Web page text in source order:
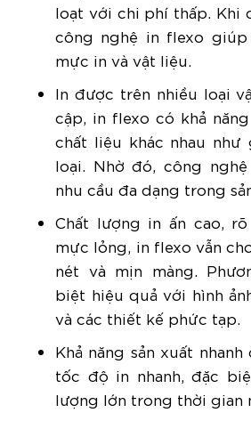
loạt với chi phí thấp. Khi
công nghệ in flexo
mực in và vật liệu.
In được trên nhiều loại
cập, in flexo có khả
chất liệu khác nhau như
loại. Nhờ đó, công
nhu cầu đa dạng trong
Chất lượng in ấn cao,
mực lỏng, in flexo vẫn
nét và mịn màng.
biệt hiệu quả với hình
và các thiết kế phức tạp.
Khả năng sản xuất
tốc độ in nhanh, đặc
lượng lớn trong thời gian